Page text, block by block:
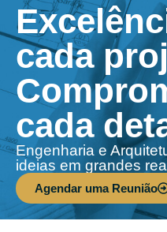
cada
cada
Engenharia e
ideias em grandes
Agendar uma Reunião